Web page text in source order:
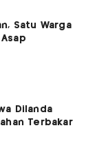
Satu Warga
Dilanda
Terbakar